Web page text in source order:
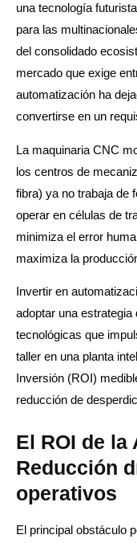
una tecnología
para las
del consolidado
mercado que exige
automatización ha
convertirse en un
La maquinaria CNC
los centros de
fibra) ya no trabaja de
operar en células de
minimiza el error
maximiza la
Invertir en
adoptar una
tecnológicas que
taller en una planta
Inversión (ROI)
reducción de
El ROI de la
Reducción
operativos
El principal obstáculo